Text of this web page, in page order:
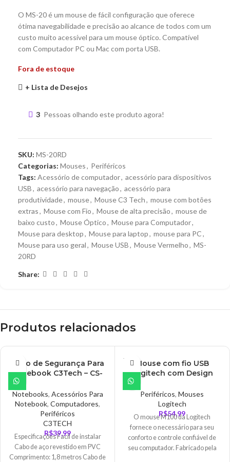
O MS-20 é um mouse de fácil configuração que oferece
ótima navegabilidade e precisão ao alcance de todos com um
custo muito acessível para um mouse óptico. Compatível
com Computador PC ou Mac com porta USB.
Fora de estoque
+ Lista de Desejos
3 Pessoas olhando este produto agora!
SKU: MS-20RD
Categorias: Mouses, Periféricos
Tags: Acessório de computador, acessório para dispositivos
USB, acessório para navegação, acessório para
produtividade, mouse, Mouse C3 Tech, mouse com botões
extras, Mouse com Fio, Mouse de alta precisão, mouse de
baixo custo, Mouse Óptico, Mouse para Computador,
Mouse para desktop, Mouse para laptop, mouse para PC,
Mouse para uso geral, Mouse USB, Mouse Vermelho, MS-
20RD
Share:
Produtos relacionados
Cabo de Segurança Para
Notebook C3Tech – CS-
Notebooks, Acessórios Para
Notebook, Computadores,
Periféricos
C3TECH
R$39,99
Especificações Facil de instalar
Cabo de aço revestido em PVC
Comprimento: 1,8 metros Cabo de
ESGO
TADO
Mouse com fio USB
Logitech com Design
Ambidestro e Facilidade
Plug and Play, Cinza –
M100
Periféricos, Mouses
Logitech
R$54,99
O mouse M100 da Logitech
fornece o necessário para seu
conforto e controle confiável de
seu computador. Fabricado pela